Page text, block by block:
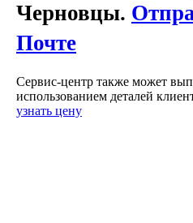
Черновцы.
Почте
Сервис-центр также может
использованием деталей
узнать цену